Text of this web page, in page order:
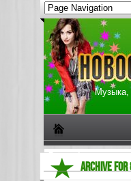
Музыка,
Биографии
ARCHIVE